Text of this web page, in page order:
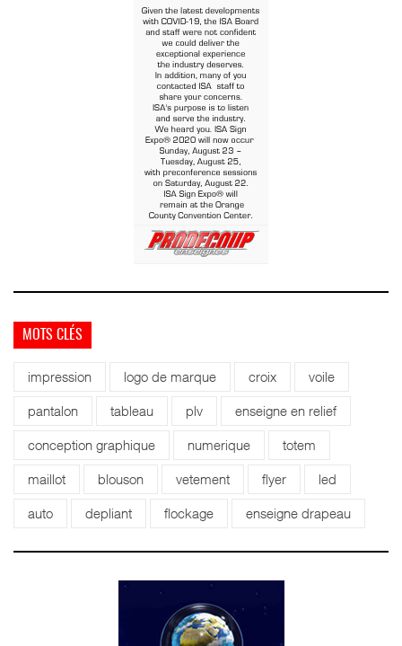
MOTS CLÉS
impression logo de marque croix voile
pantalon tableau plv enseigne en relief
conception graphique numerique totem
maillot blouson vetement flyer led
auto depliant flockage enseigne drapeau